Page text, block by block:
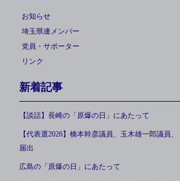
お知らせ
埼玉県連メンバー
党員・サポーター
リンク
新着記事
【談話】長崎の「原爆の日」にあたって
【代表選2026】橋本幹彦議員、玉木雄一郎議員
届出
広島の「原爆の日」にあたって